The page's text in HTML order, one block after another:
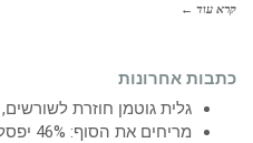
קרא עוד ←
כתבות אחרונות
גלית גוטמן חוזרת
מריחים את הסוף: 46% יפסלו אתכם על חולצה מיוזעת